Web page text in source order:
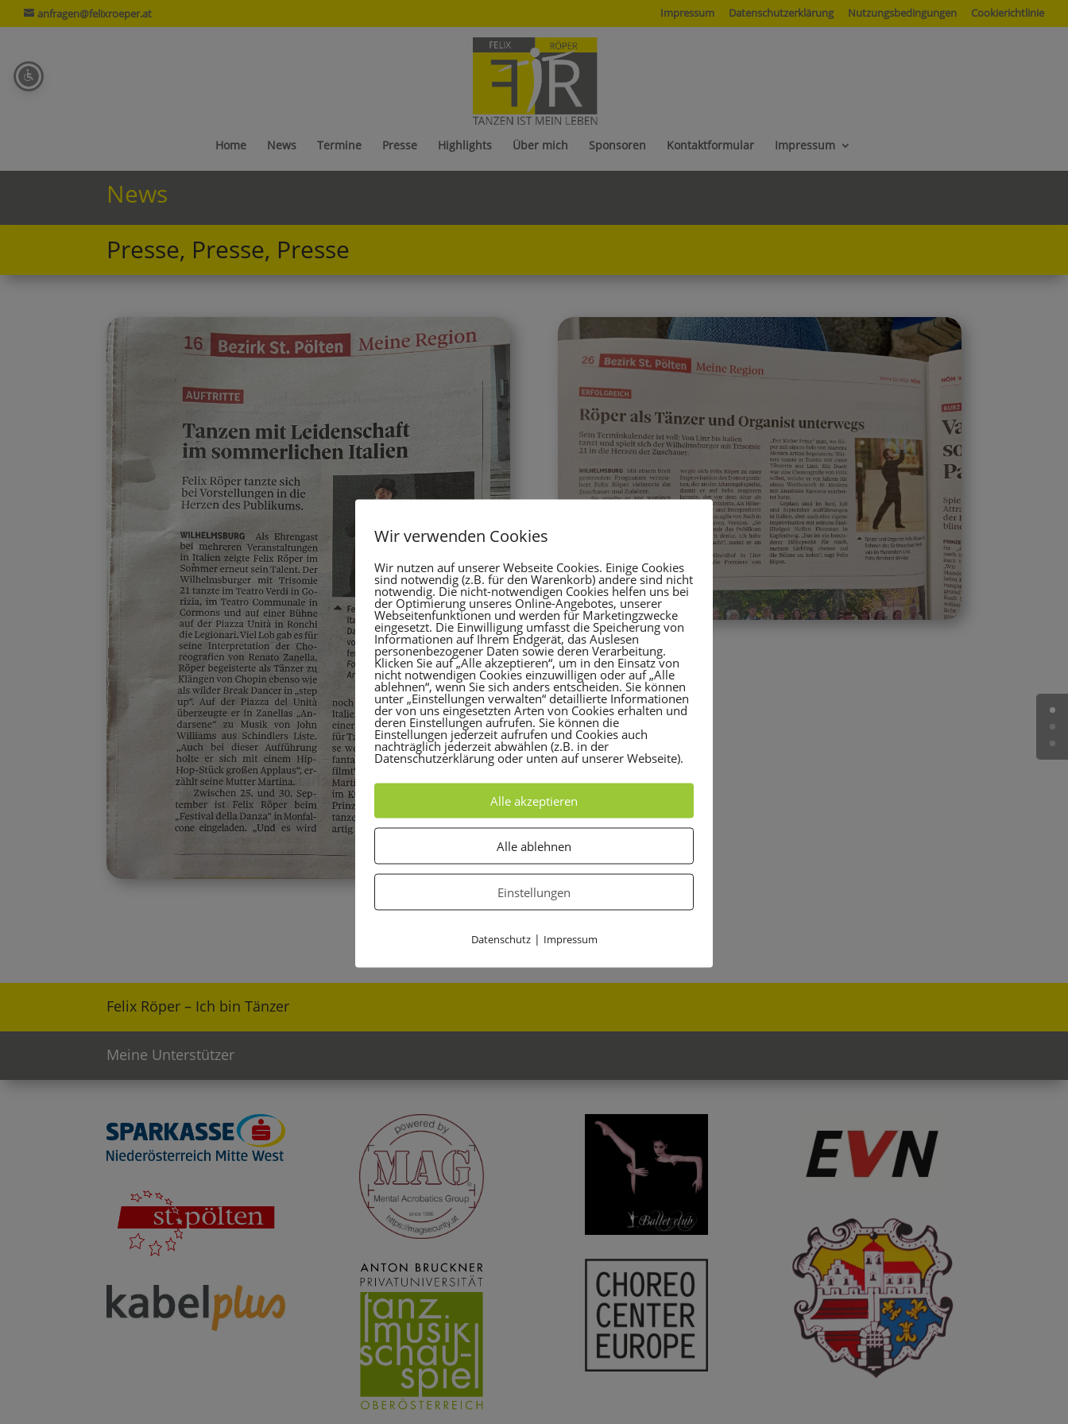
anfragen@felixroeper.at Impressum Datenschutzerklärung Nutzungsbedingungen Cookierichtlinie
Home News Termine Presse Highlights Über mich Sponsoren Kontaktformular Impressum
News
Presse, Presse, Presse
Felix Röper – Ich bin Tänzer
Meine Unterstützer
Wir verwenden Cookies
Wir nutzen auf unserer Webseite Cookies. Einige Cookies
sind notwendig (z.B. für den Warenkorb) andere sind nicht
notwendig. Die nicht-notwendigen Cookies helfen uns bei
der Optimierung unseres Online-Angebotes, unserer
Webseitenfunktionen und werden für Marketingzwecke
eingesetzt. Die Einwilligung umfasst die Speicherung von
Informationen auf Ihrem Endgerät, das Auslesen
personenbezogener Daten sowie deren Verarbeitung.
Klicken Sie auf „Alle akzeptieren“, um in den Einsatz von
nicht notwendigen Cookies einzuwilligen oder auf „Alle
ablehnen“, wenn Sie sich anders entscheiden. Sie können
unter „Einstellungen verwalten“ detaillierte Informationen
der von uns eingesetzten Arten von Cookies erhalten und
deren Einstellungen aufrufen. Sie können die
Einstellungen jederzeit aufrufen und Cookies auch
nachträglich jederzeit abwählen (z.B. in der
Datenschutzerklärung oder unten auf unserer Webseite).
Alle akzeptieren
Alle ablehnen
Einstellungen
Datenschutz| Impressum